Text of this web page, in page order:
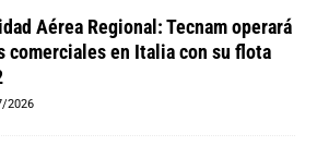
Aérea Regional: Tecnam operará
comerciales en Italia con su flota
2026